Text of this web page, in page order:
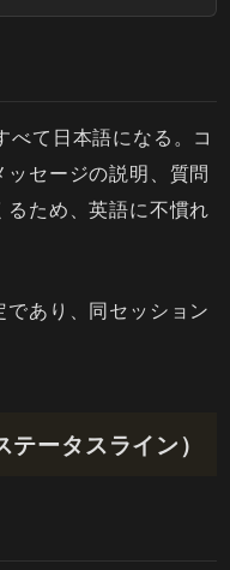
て日本語になる。コ
セージの説明、質問
ため、英語に不慣れ
あり、同セッション
ータスライン）